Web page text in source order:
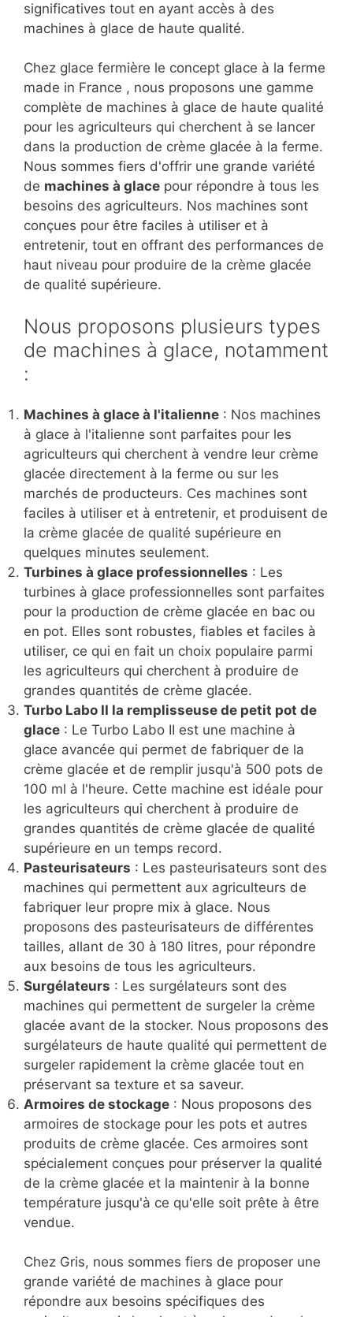
significatives tout en ayant accès à des
machines à glace de haute qualité.
Chez glace fermière le concept glace à la ferme
made in France , nous proposons une gamme
complète de machines à glace de haute qualité
pour les agriculteurs qui cherchent à se lancer
dans la production de crème glacée à la ferme.
Nous sommes fiers d'offrir une grande variété
de machines à glace pour répondre à tous les
besoins des agriculteurs. Nos machines sont
conçues pour être faciles à utiliser et à
entretenir, tout en offrant des performances de
haut niveau pour produire de la crème glacée
de qualité supérieure.
Nous proposons plusieurs types
de machines à glace, notamment
:
Machines à glace à l'italienne : Nos machines
à glace à l'italienne sont parfaites pour les
agriculteurs qui cherchent à vendre leur crème
glacée directement à la ferme ou sur les
marchés de producteurs. Ces machines sont
faciles à utiliser et à entretenir, et produisent de
la crème glacée de qualité supérieure en
quelques minutes seulement.
Turbines à glace professionnelles : Les
turbines à glace professionnelles sont parfaites
pour la production de crème glacée en bac ou
en pot. Elles sont robustes, fiables et faciles à
utiliser, ce qui en fait un choix populaire parmi
les agriculteurs qui cherchent à produire de
grandes quantités de crème glacée.
Turbo Labo II la remplisseuse de petit pot de
glace : Le Turbo Labo II est une machine à
glace avancée qui permet de fabriquer de la
crème glacée et de remplir jusqu'à 500 pots de
100 ml à l'heure. Cette machine est idéale pour
les agriculteurs qui cherchent à produire de
grandes quantités de crème glacée de qualité
supérieure en un temps record.
Pasteurisateurs : Les pasteurisateurs sont des
machines qui permettent aux agriculteurs de
fabriquer leur propre mix à glace. Nous
proposons des pasteurisateurs de différentes
tailles, allant de 30 à 180 litres, pour répondre
aux besoins de tous les agriculteurs.
Surgélateurs : Les surgélateurs sont des
machines qui permettent de surgeler la crème
glacée avant de la stocker. Nous proposons des
surgélateurs de haute qualité qui permettent de
surgeler rapidement la crème glacée tout en
préservant sa texture et sa saveur.
Armoires de stockage : Nous proposons des
armoires de stockage pour les pots et autres
produits de crème glacée. Ces armoires sont
spécialement conçues pour préserver la qualité
de la crème glacée et la maintenir à la bonne
température jusqu'à ce qu'elle soit prête à être
vendue.
Chez Gris, nous sommes fiers de proposer une
grande variété de machines à glace pour
répondre aux besoins spécifiques des